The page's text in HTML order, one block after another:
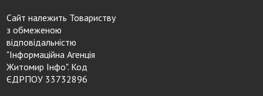
Сайт належить Товариству
з обмеженою
відповідальністю
"Інформаційна Агенція
Житомир Інфо". Код
ЄДРПОУ 33732896